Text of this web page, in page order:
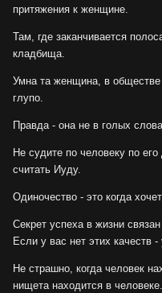
притяжения к женщине.
Там, где заканчивается
кладбища.
Умна та женщина, в обществе
глупо.
Правда - она не в голых
Не судите по человеку по
считать Иуду.
Одиночество - это когда
Секрет успеха в жизни
Если у вас нет этих качеств -
Не страшно, когда человек
нищета находится в человеке.